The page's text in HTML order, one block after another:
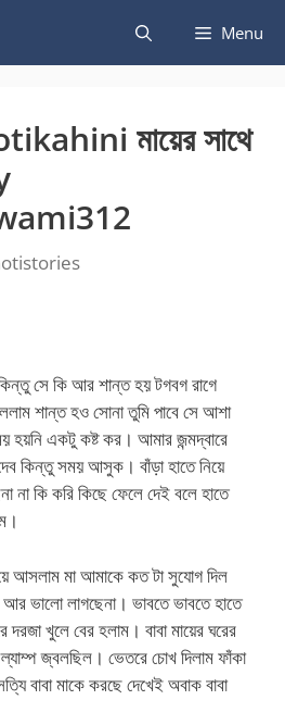
Menu
মায়ের সাথে
সে কি আর শান্ত হয় টগবগ রাগে
শান্ত হও সোনা তুমি পাবে সে আশা
একটু কষ্ট কর। আমার জন্মদ্বারে
কিন্তু সময় আসুক। বাঁড়া হাতে নিয়ে
কি করি কিছে ফেলে দেই বলে হাতে
আসলাম মা আমাকে কত টা সুযোগ দিল
ভালো লাগছেনা। ভাবতে ভাবতে হাতে
দরজা খুলে বের হলাম। বাবা মায়ের ঘরের
জ্বলছিল। ভেতরে চোখ দিলাম ফাঁকা
বাবা মাকে করছে দেখেই অবাক বাবা